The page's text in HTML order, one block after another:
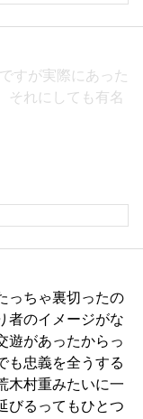
すが実際にあった
それにしても有名
っちゃ裏切ったの
者のイメージがな
遊があったからっ
も忠義を全うする
木村重みたいに一
びるってもひとつ